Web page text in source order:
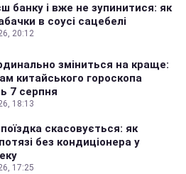
банку і вже не зупинитися: як
в соусі сацебелі
20:12
зміниться на краще:
китайського гороскопа
7 серпня
18:13
скасовується: як
без кондиціонера у
17:25